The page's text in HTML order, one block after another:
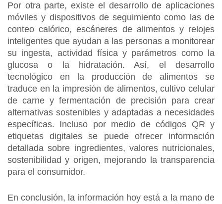
Por otra parte, existe el desarrollo de aplicaciones
móviles y dispositivos de seguimiento como las de
conteo calórico, escáneres de alimentos y relojes
inteligentes que ayudan a las personas a monitorear
su ingesta, actividad física y parámetros como la
glucosa o la hidratación. Así, el desarrollo
tecnológico en la producción de alimentos se
traduce en la impresión de alimentos, cultivo celular
de carne y fermentación de precisión para crear
alternativas sostenibles y adaptadas a necesidades
específicas. Incluso por medio de códigos QR y
etiquetas digitales se puede ofrecer información
detallada sobre ingredientes, valores nutricionales,
sostenibilidad y origen, mejorando la transparencia
para el consumidor.
En conclusión, la información hoy está a la mano de